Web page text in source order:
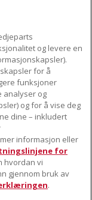
og levere en
for å
funksjoner
analyser og
og for å vise deg
dine – inkludert
informasjon eller
for
hvordan vi
gjennom bruk av
.